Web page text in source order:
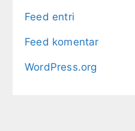
Feed entri
Feed komentar
WordPress.org